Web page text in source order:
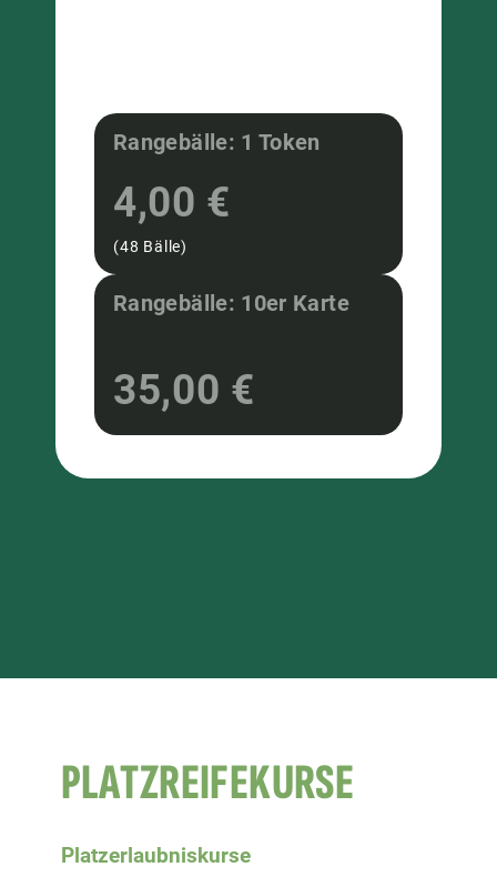
Rangebälle: 1 Token
4,00 €
(48 Bälle)
Rangebälle: 10er Karte
35,00 €
PLATZREIFEKURSE
Platzerlaubniskurse